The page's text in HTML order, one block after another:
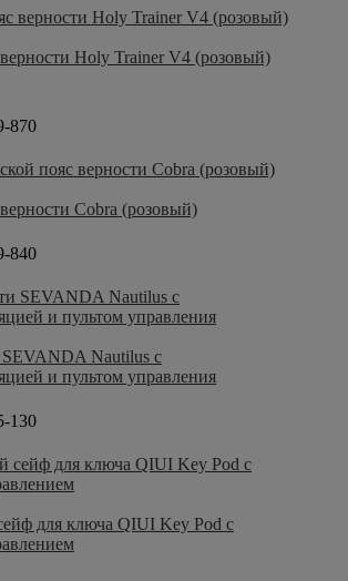
Holy Trainer V4 (розовый)
870
Cobra (розовый)
840
Nautilus с
и пультом управления
130
для ключа QIUI Key Pod с